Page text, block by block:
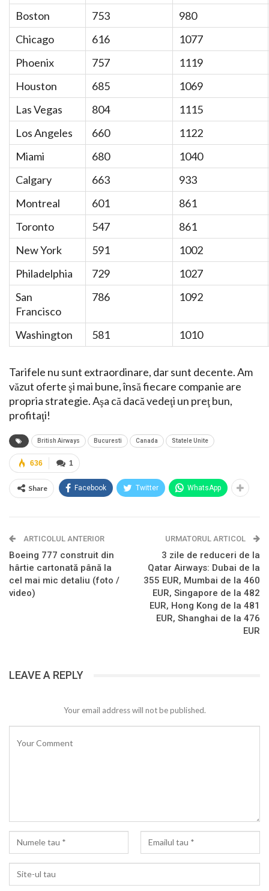
Boston
753
980
Chicago
616
1077
Phoenix
757
1119
Houston
685
1069
Las Vegas
804
1115
Los Angeles
660
1122
Miami
680
1040
Calgary
663
933
Montreal
601
861
Toronto
547
861
New York
591
1002
Philadelphia
729
1027
San
Francisco
786 1092
Washington 581 1010
Tarifele nu sunt extraordinare, dar sunt decente. Am
văzut oferte şi mai bune, însă fiecare companie are
propria strategie. Aşa că dacă vedeţi un preţ bun,
profitaţi!
British Airways Bucuresti Canada Statele Unite
1
636
Share Facebook Twitter WhatsApp
ARTICOLUL ANTERIOR
Boeing 777 construit din
hârtie cartonată până la
cel mai mic detaliu (foto /
video)
URMATORUL ARTICOL
3 zile de reduceri de la
Qatar Airways: Dubai de la
355 EUR, Mumbai de la 460
EUR, Singapore de la 482
EUR, Hong Kong de la 481
EUR, Shanghai de la 476
EUR
LEAVE A REPLY
Your email address will not be published.